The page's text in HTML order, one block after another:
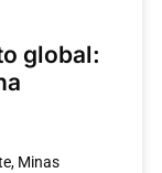
global:
Minas